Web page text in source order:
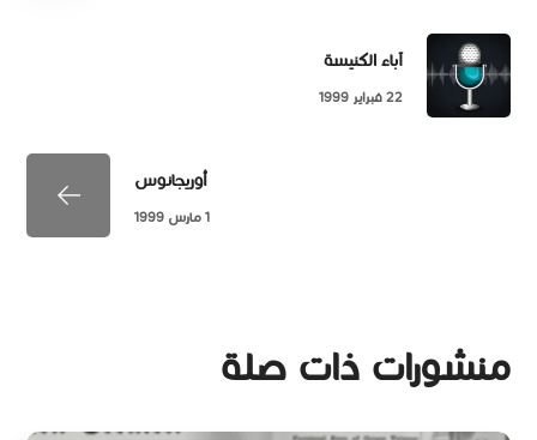
آباء الكنيسة
22 فبراير 1999
أوريجانوس
1 مارس 1999
منشورات ذات صلة